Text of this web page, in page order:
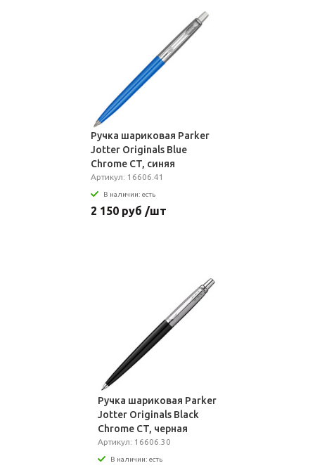
Ручка шариковая Parker
Jotter Originals Blue
Chrome CT, синяя
Артикул: 16606.41
В наличии: есть
2 150 руб /шт
Ручка шариковая Parker
Jotter Originals Black
Chrome CT, черная
Артикул: 16606.30
В наличии: есть